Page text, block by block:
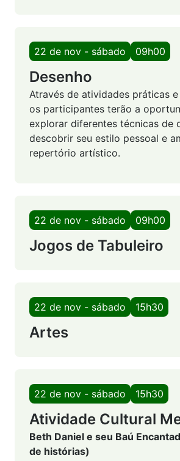
22 de nov - sábado 09h00
Desenho
Através de atividades práticas
os participantes terão a
explorar diferentes técnicas de
descobrir seu estilo pessoal e
repertório artístico.
22 de nov - sábado 09h00
Jogos de Tabuleiro
22 de nov - sábado 15h30
Artes
22 de nov - sábado 15h30
Atividade Cultural
Beth Daniel e seu Baú
de histórias)